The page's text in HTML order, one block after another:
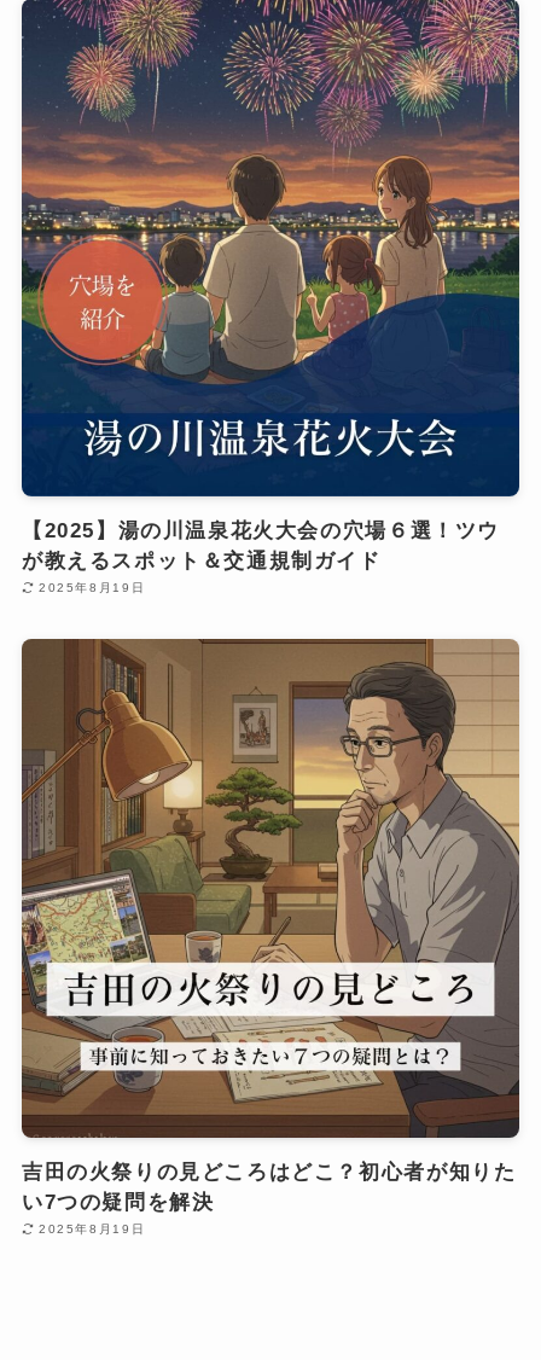
【2025】湯の川温泉花火大会の穴場６選！ツウ
が教えるスポット＆交通規制ガイド
2025年8月19日
吉田の火祭りの見どころはどこ？初心者が知りた
い7つの疑問を解決
2025年8月19日